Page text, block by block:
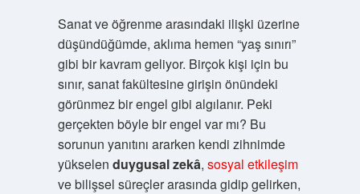
Sanat ve öğrenme arasındaki ilişki üzerine
düşündüğümde, aklıma hemen “yaş sınırı”
gibi bir kavram geliyor. Birçok kişi için bu
sınır, sanat fakültesine girişin önündeki
görünmez bir engel gibi algılanır. Peki
gerçekten böyle bir engel var mı? Bu
sorunun yanıtını ararken kendi zihnimde
yükselen duygusal zekâ, sosyal etkileşim
ve bilişsel süreçler arasında gidip gelirken,